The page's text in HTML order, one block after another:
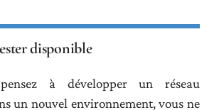
disponible
à développer un réseau
un nouvel environnement, vous ne